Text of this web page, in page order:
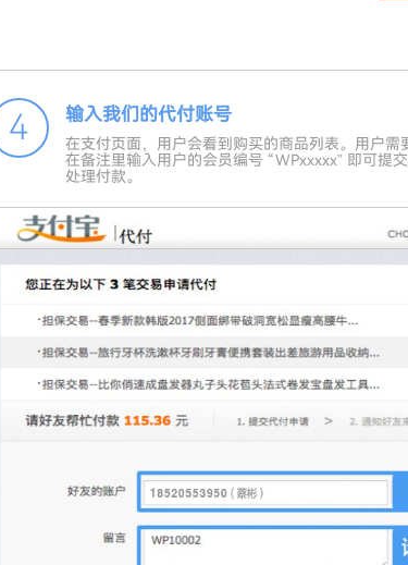
4 输入我们的代付账号
在支付页面，用户会看到购买的商品列表。用户需
在备注里输入用户的会员编号 “WPxxxxx” 即可提
处理付款。